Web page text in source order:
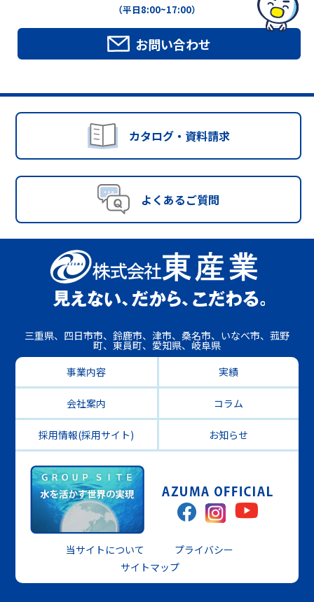
（平日8:00~17:00）
お問い合わせ
カタログ・資料請求
よくあるご質問
三重県、四日市市、鈴鹿市、津市、桑名市、いなべ市、菰野
町、東員町、愛知県、岐阜県
事業内容
実績
会社案内 コラム
採用情報(採用サイト) お知らせ
当サイトについて
プライバシー
サイトマップ